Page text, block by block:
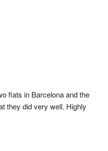
flats in Barcelona and the
they did very well. Highly